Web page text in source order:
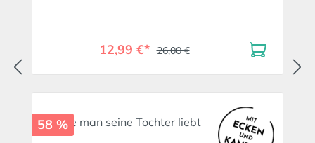
12,99 €* 26,00 €
58 %